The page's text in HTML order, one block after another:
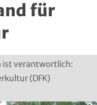
für
ist verantwortlich:
(DFK)